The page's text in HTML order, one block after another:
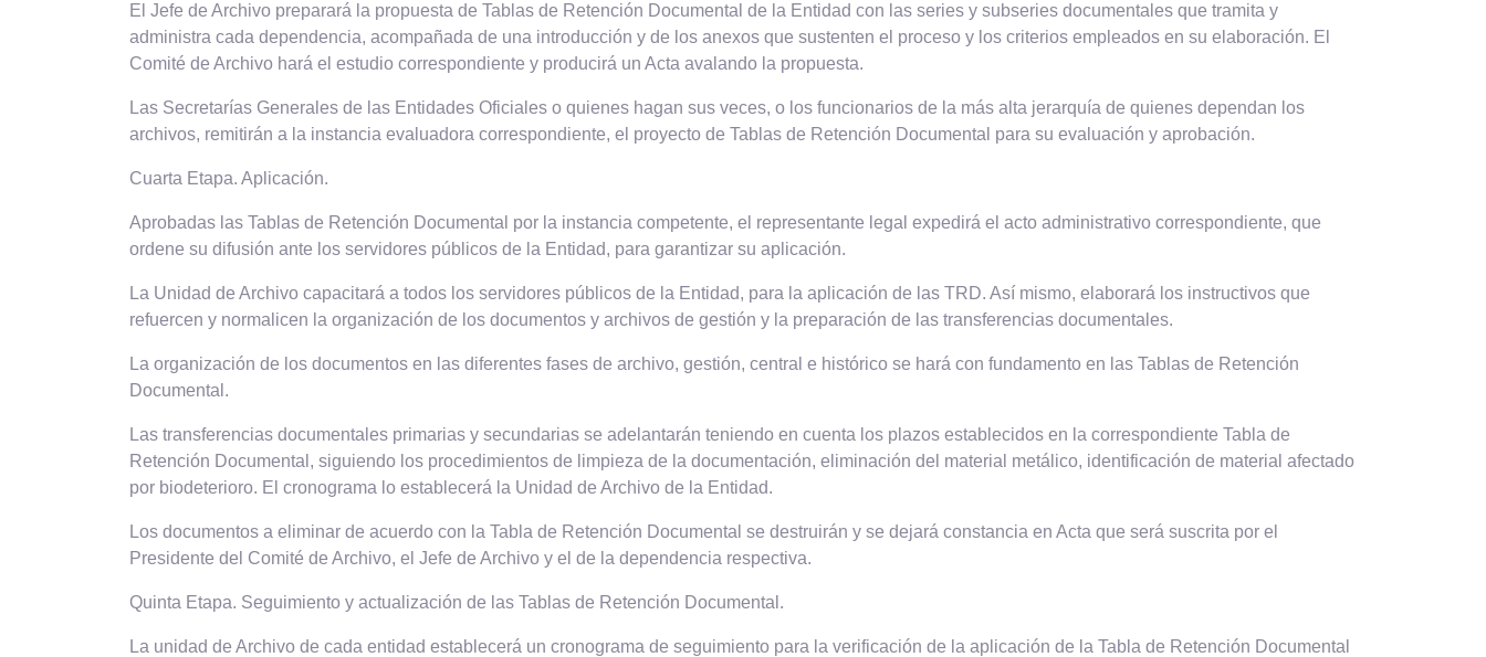
El Jefe de Archivo preparará la propuesta de Tablas de Retención Documental de la Entidad con las series y subseries documentales que tramita y
administra cada dependencia, acompañada de una introducción y de los anexos que sustenten el proceso y los criterios empleados en su elaboración. El
Comité de Archivo hará el estudio correspondiente y producirá un Acta avalando la propuesta.
Las Secretarías Generales de las Entidades Oficiales o quienes hagan sus veces, o los funcionarios de la más alta jerarquía de quienes dependan los
archivos, remitirán a la instancia evaluadora correspondiente, el proyecto de Tablas de Retención Documental para su evaluación y aprobación.
Cuarta Etapa. Aplicación.
Aprobadas las Tablas de Retención Documental por la instancia competente, el representante legal expedirá el acto administrativo correspondiente, que
ordene su difusión ante los servidores públicos de la Entidad, para garantizar su aplicación.
La Unidad de Archivo capacitará a todos los servidores públicos de la Entidad, para la aplicación de las TRD. Así mismo, elaborará los instructivos que
refuercen y normalicen la organización de los documentos y archivos de gestión y la preparación de las transferencias documentales.
La organización de los documentos en las diferentes fases de archivo, gestión, central e histórico se hará con fundamento en las Tablas de Retención
Documental.
Las transferencias documentales primarias y secundarias se adelantarán teniendo en cuenta los plazos establecidos en la correspondiente Tabla de
Retención Documental, siguiendo los procedimientos de limpieza de la documentación, eliminación del material metálico, identificación de material afectado
por biodeterioro. El cronograma lo establecerá la Unidad de Archivo de la Entidad.
Los documentos a eliminar de acuerdo con la Tabla de Retención Documental se destruirán y se dejará constancia en Acta que será suscrita por el
Presidente del Comité de Archivo, el Jefe de Archivo y el de la dependencia respectiva.
Quinta Etapa. Seguimiento y actualización de las Tablas de Retención Documental.
La unidad de Archivo de cada entidad establecerá un cronograma de seguimiento para la verificación de la aplicación de la Tabla de Retención Documental